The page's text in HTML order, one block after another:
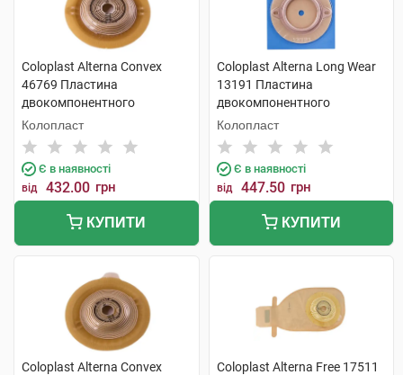
Coloplast Alterna Convex
46769 Пластина
двокомпонентного
калоприймача фланець-60
мм 15x43 мм 4 шт
Колопласт
Є в наявності
від 432.00 грн
КУПИТИ
Coloplast Alterna Long Wear
13191 Пластина
двокомпонентного
калоприймача фланець-60
мм 10x55 мм 5 шт
Колопласт
Є в наявності
від 447.50 грн
КУПИТИ
Coloplast Alterna Convex
Coloplast Alterna Free 17511